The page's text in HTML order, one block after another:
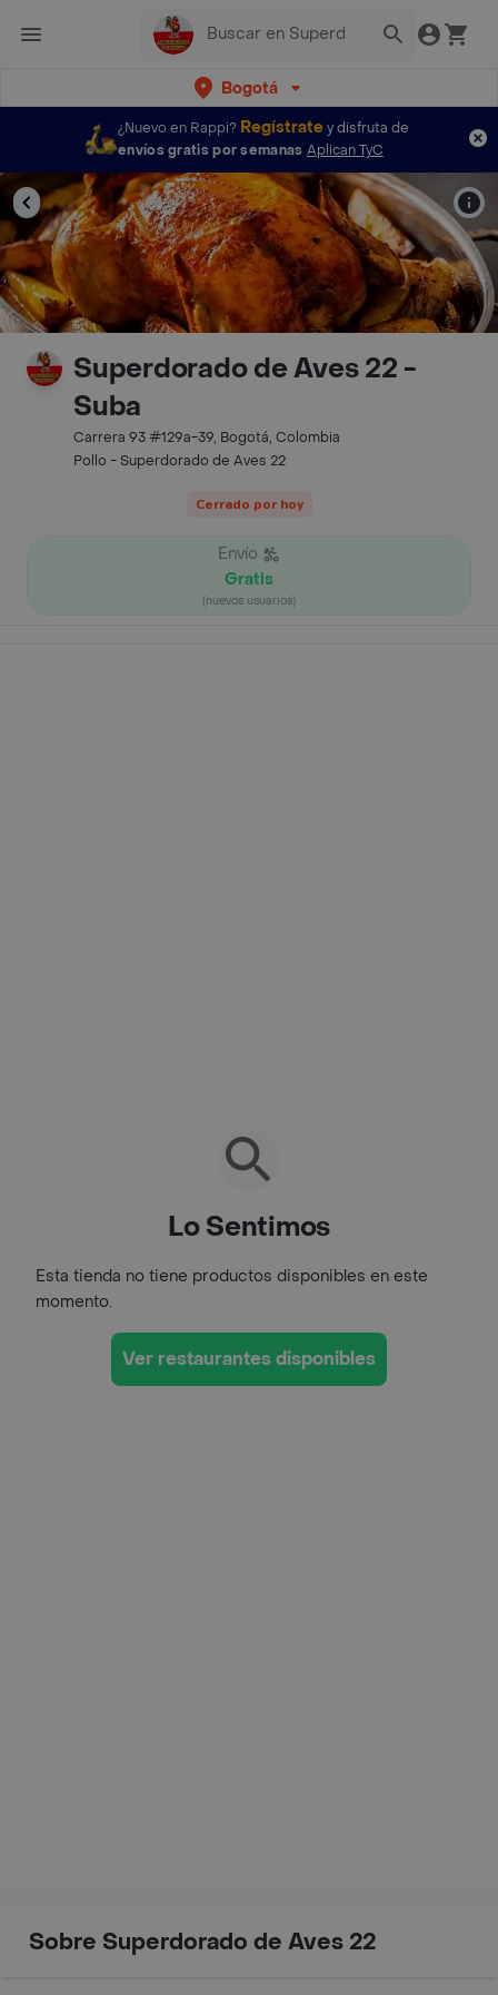
Bogotá
¿Nuevo en Rappi? Regístratey disfruta de
envíos gratis por semanas Aplican TyC
Superdorado de Aves 22 -
Suba
Carrera 93 #129a-39, Bogotá, Colombia
Pollo - Superdorado de Aves 22
Cerrado por hoy
Envío
Gratis
(nuevos usuarios)
Lo Sentimos
Esta tienda no tiene productos disponibles en este
momento.
Ver restaurantes disponibles
Sobre Superdorado de Aves 22